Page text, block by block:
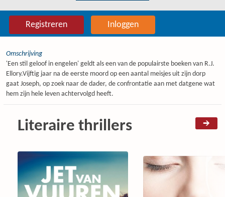
3
Registreren Inloggen
Omschrijving
'Een stil geloof in engelen' geldt als een van de populairste boeken van R.J.
Ellory.Vijftig jaar na de eerste moord op een aantal meisjes uit zijn dorp
gaat Joseph, op zoek naar de dader, de confrontatie aan met datgene wat
hem zijn hele leven achtervolgd heeft.
Literaire thrillers